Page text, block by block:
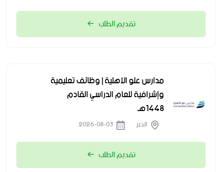
تقديم الطلب
مدارس علو الأهلية | وظائف تعليمية
وإشرافية للعام الدراسي القادم
1448هـ
الخبر
تقديم الطلب